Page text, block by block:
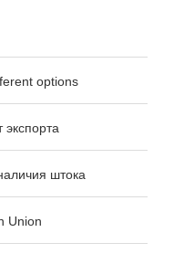
options
экспорта
штока
Union